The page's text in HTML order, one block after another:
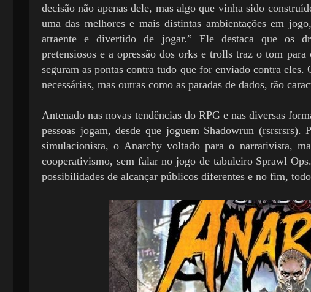
decisão não apenas dele, mas algo que vinha sido
uma das melhores e mais distintas ambientações em
atraente e divertido de jogar.” Ele destaca que os
pretensiosos e a opressão dos orks e trolls traz o tom
seguram as pontas contra tudo que for enviado contra eles.
necessárias, mas outras como as paradas de dados, tão
Antenado nas novas tendências do RPG e nas diversas
pessoas jogam, desde que joguem Shadowrun
simulacionista, o Anarchy voltado para o narrativista,
cooperativismo, sem falar no jogo de tabuleiro Sprawl
possibilidades de alcançar públicos diferentes e no fim,